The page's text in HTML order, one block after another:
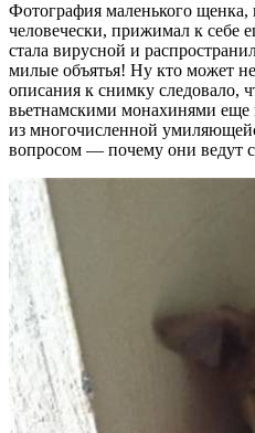
Фотография маленького щенка,
человечески, прижимал к себе
стала вирусной и
милые объятья! Ну кто может не
описания к снимку следовало,
вьетнамскими монахинями
из многочисленной
вопросом — почему они ведут